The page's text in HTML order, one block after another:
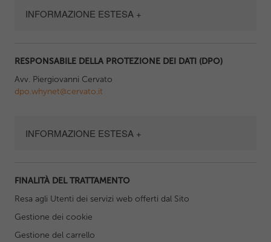
INFORMAZIONE ESTESA +
RESPONSABILE DELLA PROTEZIONE DEI DATI (DPO)
Avv. Piergiovanni Cervato
dpo.whynet@cervato.it
INFORMAZIONE ESTESA +
FINALITÀ DEL TRATTAMENTO
Resa agli Utenti dei servizi web offerti dal Sito
Gestione dei cookie
Gestione del carrello